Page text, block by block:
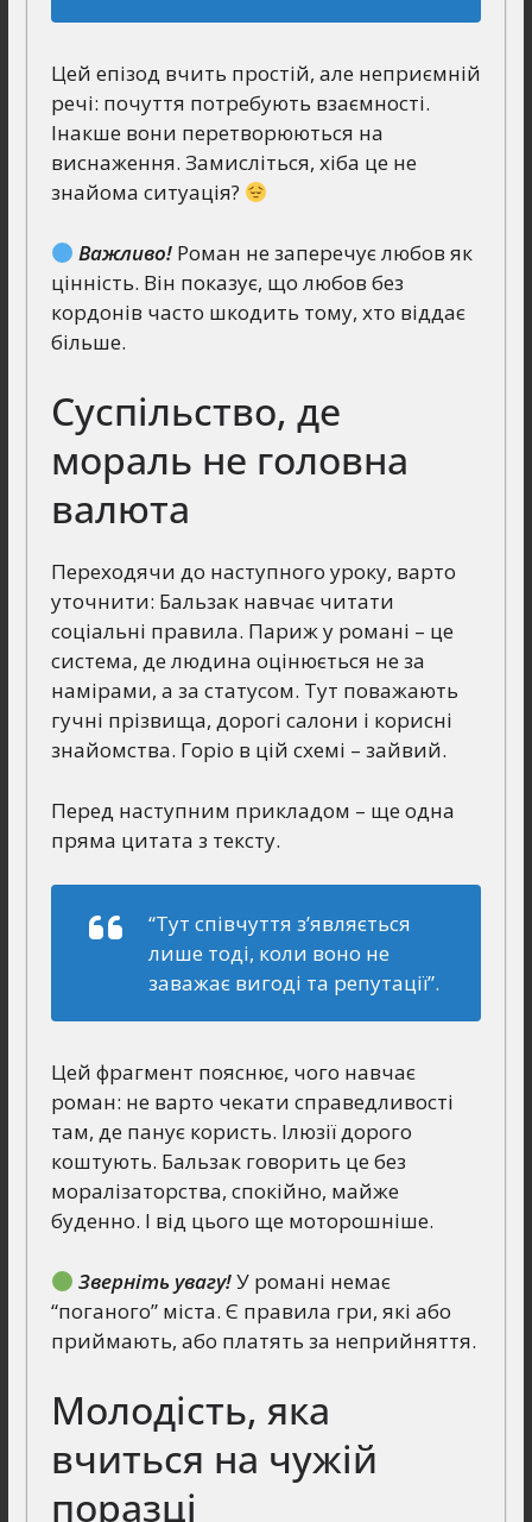
Цей епізод вчить простій, але неприємній
речі: почуття потребують взаємності.
Інакше вони перетворюються на
виснаження. Замисліться, хіба це не
знайома ситуація?
Важливо! Роман не заперечує любов як
цінність. Він показує, що любов без
кордонів часто шкодить тому, хто віддає
більше.
Суспільство, де
мораль не головна
валюта
Переходячи до наступного уроку, варто
уточнити: Бальзак навчає читати
соціальні правила. Париж у романі – це
система, де людина оцінюється не за
намірами, а за статусом. Тут поважають
гучні прізвища, дорогі салони і корисні
знайомства. Горіо в цій схемі – зайвий.
Перед наступним прикладом – ще одна
пряма цитата з тексту.
“Тут співчуття з’являється
лише тоді, коли воно не
заважає вигоді та репутації”.
Цей фрагмент пояснює, чого навчає
роман: не варто чекати справедливості
там, де панує користь. Ілюзії дорого
коштують. Бальзак говорить це без
моралізаторства, спокійно, майже
буденно. І від цього ще моторошніше.
Зверніть увагу!У романі немає
“поганого” міста. Є правила гри, які або
приймають, або платять за неприйняття.
Молодість, яка
вчиться на чужій
поразці